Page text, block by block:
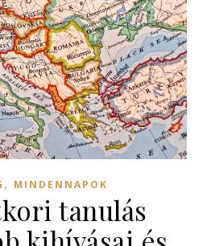
, MINDENNAPOK
tanulás